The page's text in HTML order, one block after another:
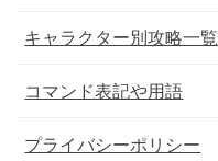
キャラクター別攻略一覧
コマンド表記や用語
プライバシーポリシー